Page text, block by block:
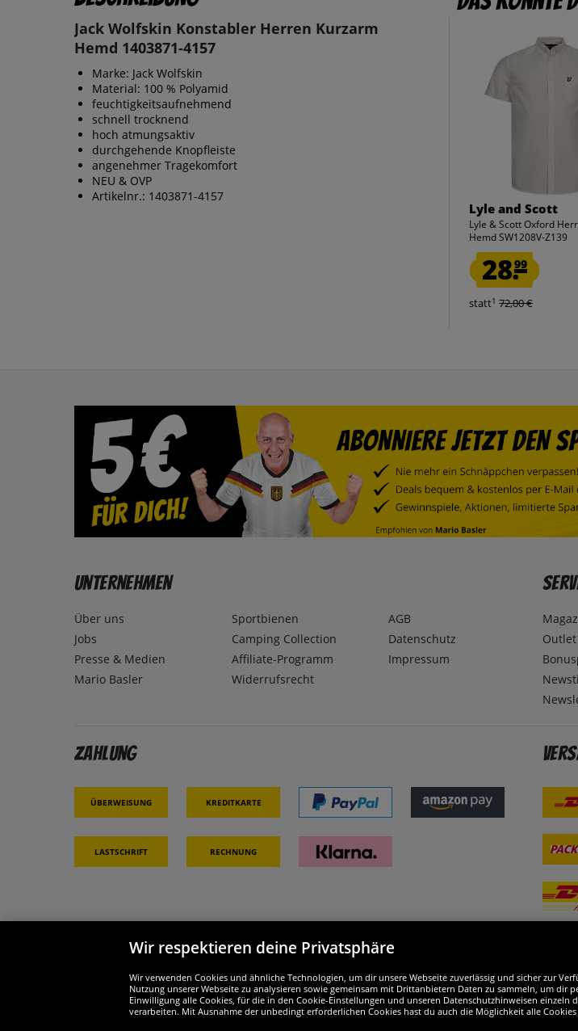
Jack Wolfskin Konstabler Herren Kurzarm
Hemd 1403871-4157
Marke: Jack Wolfskin
Material: 100 % Polyamid
feuchtigkeitsaufnehmend
schnell trocknend
hoch atmungsaktiv
durchgehende Knopfleiste
angenehmer Tragekomfort
NEU & OVP
Artikelnr.: 1403871-4157
Lyle and Scott
Lyle & Scott Oxford
Hemd SW1208V-Z139
28.99
statt1 72,00 €
Unternehmen
Über uns
Jobs
Presse & Medien
Mario Basler
Sportbienen
Camping Collection
Affiliate-Programm
Widerrufsrecht
AGB
Datenschutz
Impressum
Zahlung
Überweisung Kreditkarte
Lastschrift Rechnung
Partner & Sicherheit Wir sind ausgezeichnet
Wir respektieren deine Privatsphäre
Wir verwenden Cookies und ähnliche Technologien, um dir unsere Webseite zuverlässig und sicher zur
Nutzung unserer Webseite zu analysieren sowie gemeinsam mit Drittanbietern Daten zu sammeln, um dir
Einwilligung alle Cookies, für die in den Cookie-Einstellungen und unseren Datenschutzhinweisen
verarbeiten. Mit Ausnahme der unbedingt erforderlichen Cookies hast du auch die Möglichkeit alle